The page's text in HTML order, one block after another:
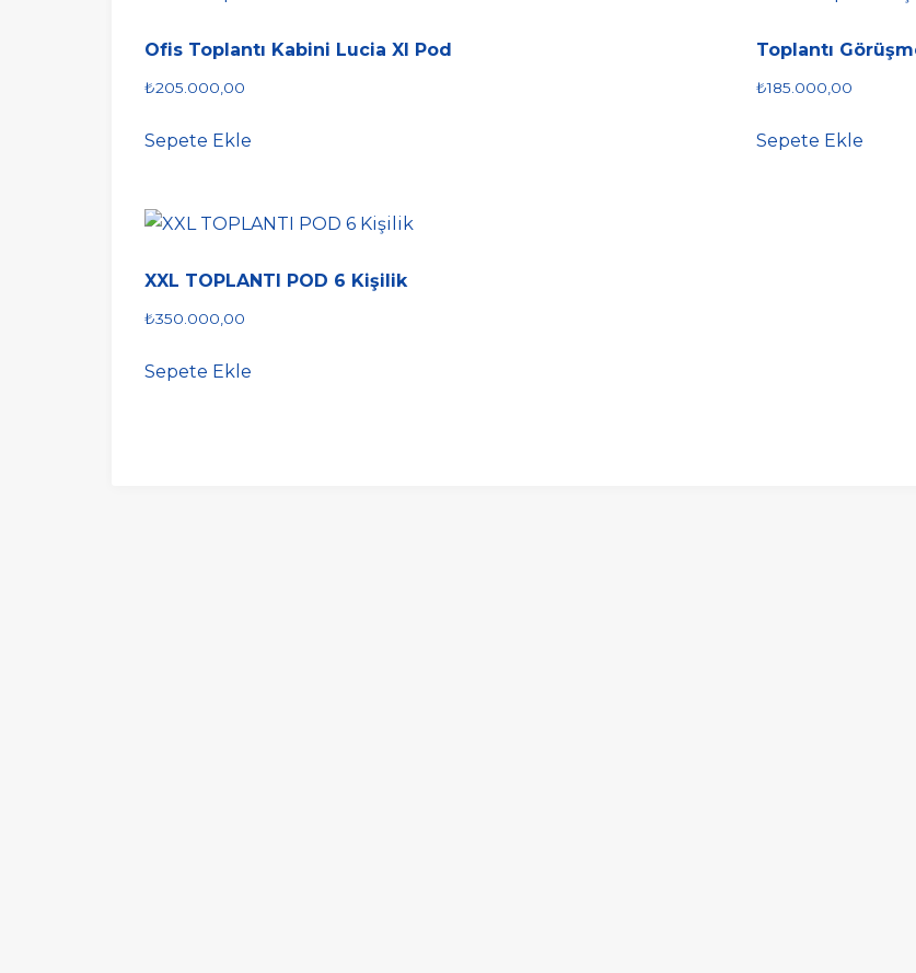
Ofis Toplantı Kabini Lucia Xl Pod
₺205.000,00
Sepete Ekle
Toplantı
₺185.000,00
Sepete Ekle
XXL TOPLANTI POD 6 Kişilik
₺350.000,00
Sepete Ekle